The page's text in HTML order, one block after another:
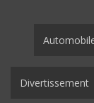
Divertissement